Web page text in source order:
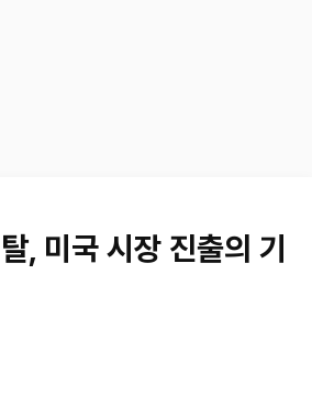
, 미국 시장 진출의 기